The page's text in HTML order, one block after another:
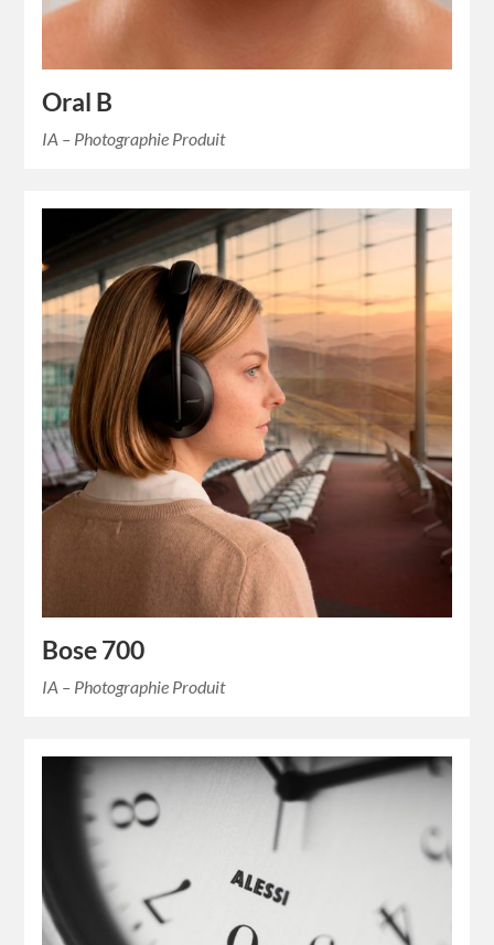
Oral B
IA – Photographie Produit
Bose 700
IA – Photographie Produit